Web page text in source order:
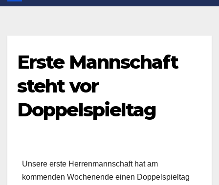
Erste Mannschaft
steht vor
Doppelspieltag
Unsere erste Herrenmannschaft hat am
kommenden Wochenende einen Doppelspieltag